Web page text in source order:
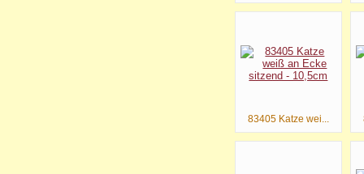
83405 Katze wei...